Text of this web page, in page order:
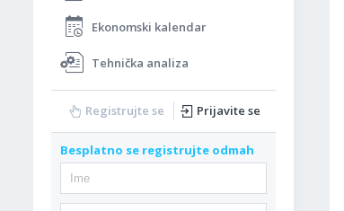
Ekonomski kalendar
Tehnička analiza
Registrujte se Prijavite se
Besplatno se registrujte odmah